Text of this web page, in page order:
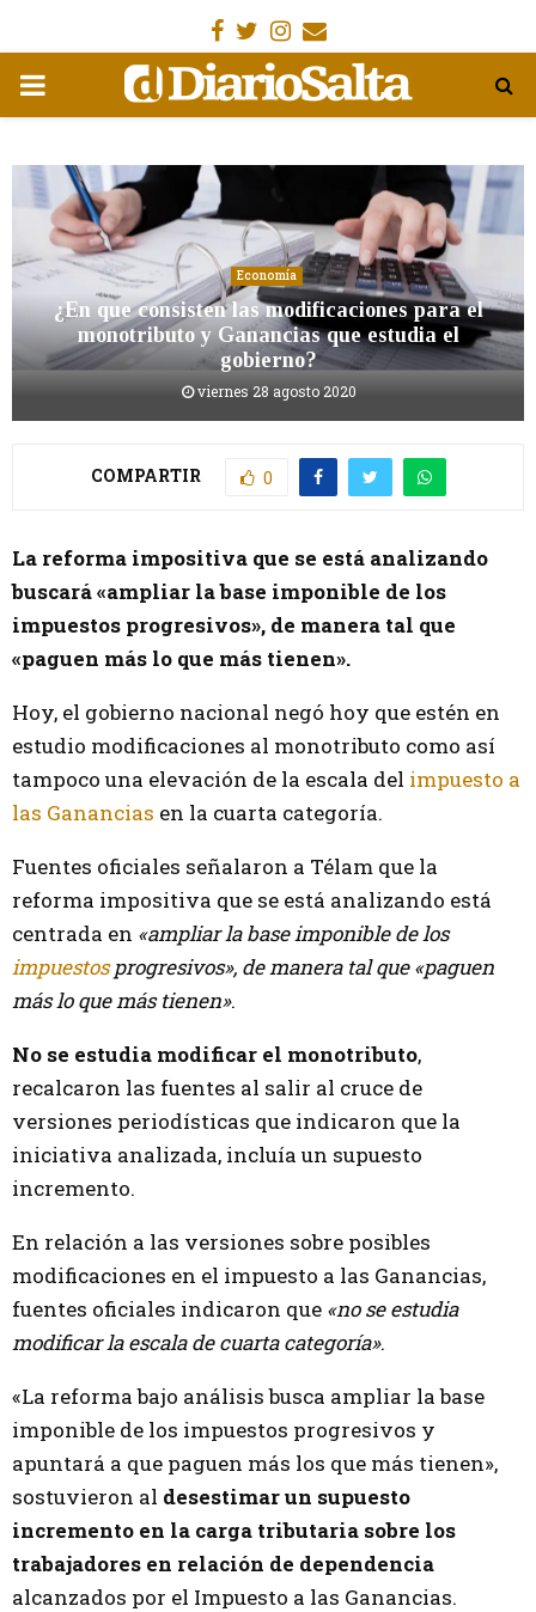
Facebook
Gorjeo
Instagram
Email
MENÚ
Economía
¿En que consisten las modificaciones para el
monotributo y Ganancias que estudia el
gobierno?
viernes 28 agosto 2020
COMPARTIR 0
La reforma impositiva que se está analizando
buscará «ampliar la base imponible de los
impuestos progresivos», de manera tal que
«paguen más lo que más tienen».
Hoy, el gobierno nacional negó hoy que estén en
estudio modificaciones al monotributo como así
tampoco una elevación de la escala del impuesto a
las Ganancias en la cuarta categoría.
Fuentes oficiales señalaron a Télam que la
reforma impositiva que se está analizando está
centrada en «ampliar la base imponible de los
impuestosprogresivos», de manera tal que «paguen
más lo que más tienen».
No se estudia modificar el monotributo,
recalcaron las fuentes al salir al cruce de
versiones periodísticas que indicaron que la
iniciativa analizada, incluía un supuesto
incremento.
En relación a las versiones sobre posibles
modificaciones en el impuesto a las Ganancias,
fuentes oficiales indicaron que «no se estudia
modificar la escala de cuarta categoría».
«La reforma bajo análisis busca ampliar la base
imponible de los impuestos progresivos y
apuntará a que paguen más los que más tienen»,
sostuvieron al desestimar un supuesto
incremento en la carga tributaria sobre los
trabajadores en relación de dependencia
alcanzados por el Impuesto a las Ganancias.